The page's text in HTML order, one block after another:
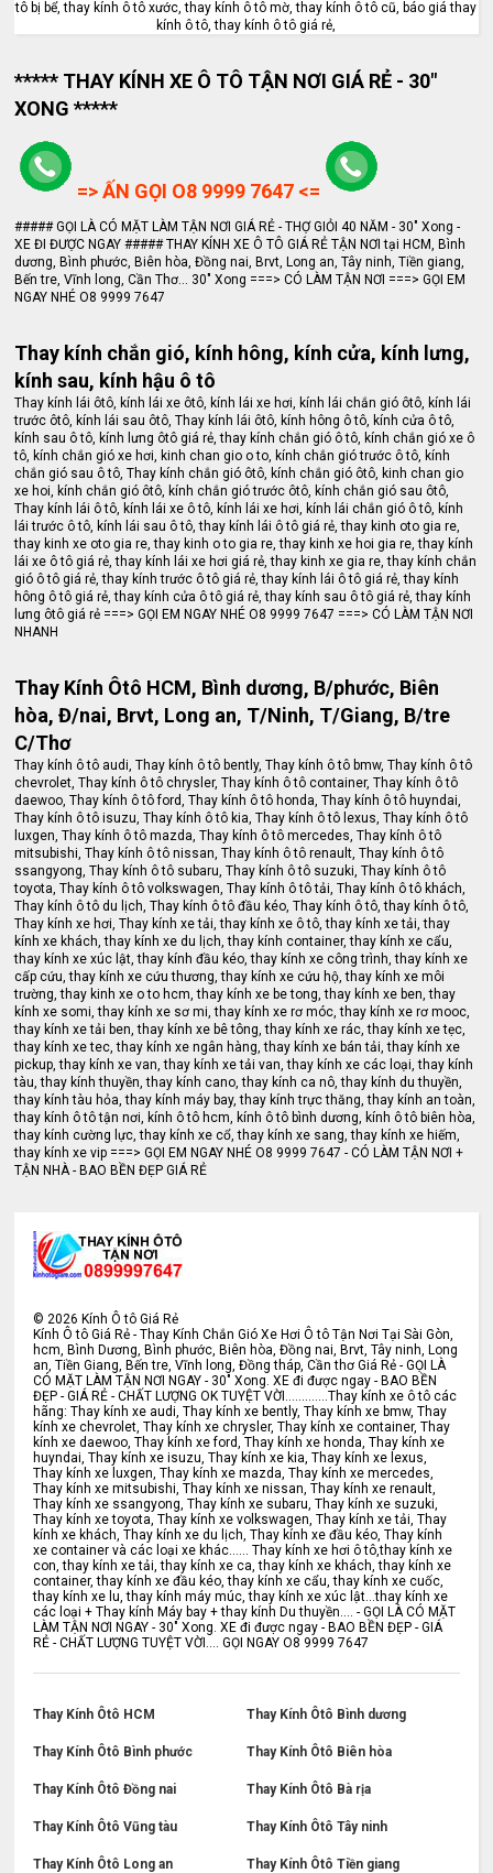
tô bị bể, thay kính ô tô xước, thay kính ô tô mờ, thay kính ô tô cũ, báo giá thay
kính ô tô, thay kính ô tô giá rẻ,
***** THAY KÍNH XE Ô TÔ TẬN NƠI GIÁ RẺ - 30"
XONG *****
=> ẤN GỌI O8 9999 7647 <=
##### GỌI LÀ CÓ MẶT LÀM TẬN NƠI GIÁ RẺ - THỢ GIỎI 40 NĂM - 30" Xong -
XE ĐI ĐƯỢC NGAY ##### THAY KÍNH XE Ô TÔ GIÁ RẺ TẬN NƠI tại HCM, Bình
dương, Bình phước, Biên hòa, Đồng nai, Brvt, Long an, Tây ninh, Tiền giang,
Bến tre, Vĩnh long, Cần Thơ... 30" Xong ===> CÓ LÀM TẬN NƠI ===> GỌI EM
NGAY NHÉ O8 9999 7647
Thay kính chắn gió, kính hông, kính cửa, kính lưng,
kính sau, kính hậu ô tô
Thay kính lái ôtô, kính lái xe ôtô, kính lái xe hơi, kính lái chắn gió ôtô, kính lái
trước ôtô, kính lái sau ôtô, Thay kính lái ôtô, kính hông ô tô, kính cửa ô tô,
kính sau ô tô, kính lưng ôtô giá rẻ, thay kính chắn gió ô tô, kính chắn gió xe ô
tô, kính chắn gió xe hơi, kinh chan gio o to, kính chắn gió trước ô tô, kính
chắn gió sau ô tô, Thay kính chắn gió ôtô, kính chắn gió ôtô, kinh chan gio
xe hoi, kính chắn gió ôtô, kính chắn gió trước ôtô, kính chắn gió sau ôtô,
Thay kính lái ô tô, kính lái xe ô tô, kính lái xe hơi, kính lái chắn gió ô tô, kính
lái trước ô tô, kính lái sau ô tô, thay kính lái ô tô giá rẻ, thay kinh oto gia re,
thay kinh xe oto gia re, thay kinh o to gia re, thay kinh xe hoi gia re, thay kính
lái xe ô tô giá rẻ, thay kính lái xe hơi giá rẻ, thay kinh xe gia re, thay kính chắn
gió ô tô giá rẻ, thay kính trước ô tô giá rẻ, thay kính lái ô tô giá rẻ, thay kính
hông ô tô giá rẻ, thay kính cửa ô tô giá rẻ, thay kính sau ô tô giá rẻ, thay kính
lưng ôtô giá rẻ ===> GỌI EM NGAY NHÉ O8 9999 7647 ===> CÓ LÀM TẬN NƠI
NHANH
Thay Kính Ôtô HCM, Bình dương, B/phước, Biên
hòa, Đ/nai, Brvt, Long an, T/Ninh, T/Giang, B/tre
C/Thơ
Thay kính ô tô audi, Thay kính ô tô bently, Thay kính ô tô bmw, Thay kính ô tô
chevrolet, Thay kính ô tô chrysler, Thay kính ô tô container, Thay kính ô tô
daewoo, Thay kính ô tô ford, Thay kính ô tô honda, Thay kính ô tô huyndai,
Thay kính ô tô isuzu, Thay kính ô tô kia, Thay kính ô tô lexus, Thay kính ô tô
luxgen, Thay kính ô tô mazda, Thay kính ô tô mercedes, Thay kính ô tô
mitsubishi, Thay kính ô tô nissan, Thay kính ô tô renault, Thay kính ô tô
ssangyong, Thay kính ô tô subaru, Thay kính ô tô suzuki, Thay kính ô tô
toyota, Thay kính ô tô volkswagen, Thay kính ô tô tải, Thay kính ô tô khách,
Thay kính ô tô du lịch, Thay kính ô tô đầu kéo, Thay kính ô tô, thay kính ô tô,
Thay kính xe hơi, Thay kính xe tải, thay kính xe ô tô, thay kính xe tải, thay
kính xe khách, thay kính xe du lịch, thay kính container, thay kính xe cẩu,
thay kính xe xúc lật, thay kính đầu kéo, thay kính xe công trình, thay kính xe
cấp cứu, thay kính xe cứu thương, thay kính xe cứu hộ, thay kính xe môi
trường, thay kinh xe o to hcm, thay kính xe be tong, thay kính xe ben, thay
kính xe somi, thay kính xe sơ mi, thay kính xe rơ móc, thay kính xe rơ mooc,
thay kính xe tải ben, thay kính xe bê tông, thay kính xe rác, thay kính xe tẹc,
thay kính xe tec, thay kính xe ngân hàng, thay kính xe bán tải, thay kính xe
pickup, thay kính xe van, thay kính xe tải van, thay kính xe các loại, thay kính
tàu, thay kính thuyền, thay kính cano, thay kính ca nô, thay kính du thuyền,
thay kính tàu hỏa, thay kính máy bay, thay kính trực thăng, thay kính an toàn,
thay kính ô tô tận nơi, kính ô tô hcm, kính ô tô bình dương, kính ô tô biên hòa,
thay kính cường lực, thay kính xe cổ, thay kính xe sang, thay kính xe hiếm,
thay kính xe vip ===> GỌI EM NGAY NHÉ O8 9999 7647 - CÓ LÀM TẬN NƠI +
TẬN NHÀ - BAO BỀN ĐẸP GIÁ RẺ
© 2026 Kính Ô tô Giá Rẻ
Kính Ô tô Giá Rẻ - Thay Kính Chắn Gió Xe Hơi Ô tô Tận Nơi Tại Sài Gòn,
hcm, Bình Dương, Bình phước, Biên hòa, Đồng nai, Brvt, Tây ninh, Long
an, Tiền Giang, Bến tre, Vĩnh long, Đồng tháp, Cần thơ Giá Rẻ - GỌI LÀ
CÓ MẶT LÀM TẬN NƠI NGAY - 30" Xong. XE đi được ngay - BAO BỀN
ĐẸP - GIÁ RẺ - CHẤT LƯỢNG OK TUYỆT VỜI.............Thay kính xe ô tô các
hãng: Thay kính xe audi, Thay kính xe bently, Thay kính xe bmw, Thay
kính xe chevrolet, Thay kính xe chrysler, Thay kính xe container, Thay
kính xe daewoo, Thay kính xe ford, Thay kính xe honda, Thay kính xe
huyndai, Thay kính xe isuzu, Thay kính xe kia, Thay kính xe lexus,
Thay kính xe luxgen, Thay kính xe mazda, Thay kính xe mercedes,
Thay kính xe mitsubishi, Thay kính xe nissan, Thay kính xe renault,
Thay kính xe ssangyong, Thay kính xe subaru, Thay kính xe suzuki,
Thay kính xe toyota, Thay kính xe volkswagen, Thay kính xe tải, Thay
kính xe khách, Thay kính xe du lịch, Thay kính xe đầu kéo, Thay kính
xe container và các loại xe khác...... Thay kính xe hơi ô tô,thay kính xe
con, thay kính xe tải, thay kính xe ca, thay kính xe khách, thay kính xe
container, thay kính xe đầu kéo, thay kính xe cẩu, thay kính xe cuốc,
thay kính xe lu, thay kính máy múc, thay kính xe xúc lật...thay kính xe
các loại + Thay kính Máy bay + thay kính Du thuyền.... - GỌI LÀ CÓ MẶT
LÀM TẬN NƠI NGAY - 30" Xong. XE đi được ngay - BAO BỀN ĐẸP - GIÁ
RẺ - CHẤT LƯỢNG TUYỆT VỜI.... GỌI NGAY O8 9999 7647
Thay Kính Ôtô HCM Thay Kính Ôtô Bình dương
Thay Kính Ôtô Bình phước Thay Kính Ôtô Biên hòa
Thay Kính Ôtô Đồng nai Thay Kính Ôtô Bà rịa
Thay Kính Ôtô Vũng tàu Thay Kính Ôtô Tây ninh
Thay Kính Ôtô Long an Thay Kính Ôtô Tiền giang